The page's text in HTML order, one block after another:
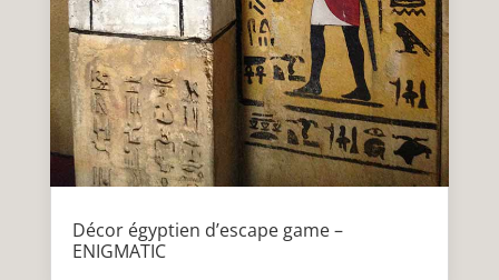
Décor égyptien d’escape game –
ENIGMATIC